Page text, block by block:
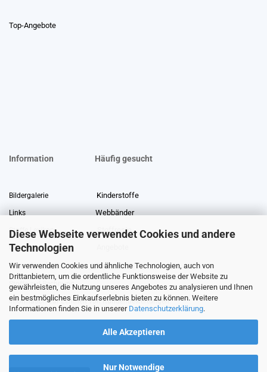
Diese Webseite verwendet Cookies und andere
Technologien
Wir verwenden Cookies und ähnliche Technologien, auch von
Drittanbietern, um die ordentliche Funktionsweise der Website zu
gewährleisten, die Nutzung unseres Angebotes zu analysieren und Ihnen
ein bestmögliches Einkaufserlebnis bieten zu können. Weitere
Informationen finden Sie in unserer Datenschutzerklärung.
Alle Akzeptieren
Nur Notwendige
Top-Angebote
Information Häufig gesucht
Bildergalerie Kinderstoffe
Links Webbänder
Stoffe Lexikon Stoffreste
Über uns
Gewerberabatt Meterware
Stoffe auf Rechnung
Information zur Echtheit von Kundenbewertungen